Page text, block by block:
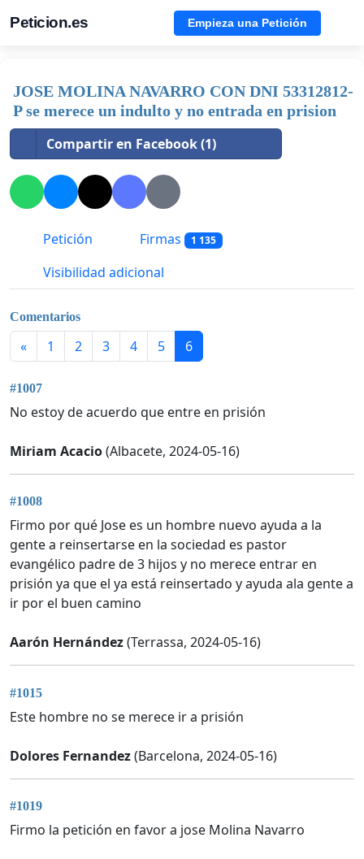
Peticion.es Empieza una Petición
JOSE MOLINA NAVARRO CON DNI 53312812-
P se merece un indulto y no entrada en prision
Compartir en Facebook (1)
Petición Firmas 1 135
Visibilidad adicional
Comentarios
« 1 2 3 4 5 6
#1007
No estoy de acuerdo que entre en prisión
Miriam Acacio(Albacete, 2024-05-16)
#1008
Firmo por qué Jose es un hombre nuevo ayuda a la
gente a reinsertarse en la sociedad es pastor
evangélico padre de 3 hijos y no merece entrar en
prisión ya que el ya está reinsertado y ayuda ala gente a
ir por el buen camino
Aarón Hernández(Terrassa, 2024-05-16)
#1015
Este hombre no se merece ir a prisión
Dolores Fernandez(Barcelona, 2024-05-16)
#1019
Firmo la petición en favor a jose Molina Navarro